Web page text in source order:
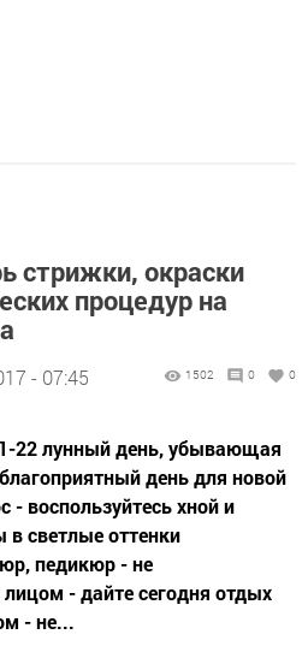
стрижки, окраски
процедур на
- 07:45 1502 0 0
22 лунный день, убывающая
день для новой
- воспользуйтесь хной и
светлые оттенки
педикюр - не
- дайте сегодня отдых
- не...